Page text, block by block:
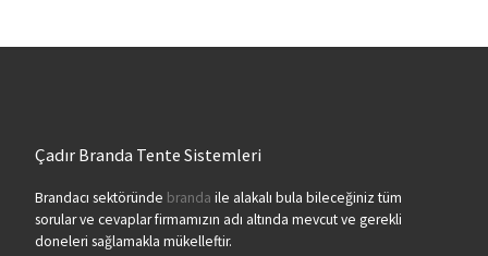
Çadır Branda Tente Sistemleri
Brandacı sektöründe branda ile alakalı bula bileceğiniz tüm
sorular ve cevaplar firmamızın adı altında mevcut ve gerekli
doneleri sağlamakla mükelleftir.